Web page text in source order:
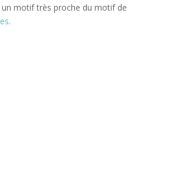
un motif très proche du motif de
.